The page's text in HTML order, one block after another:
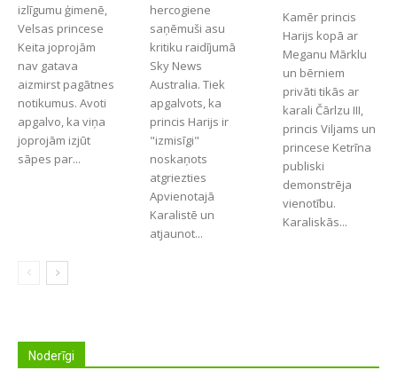
izlīgumu ģimenē,
Velsas princese
Keita joprojām
nav gatava
aizmirst pagātnes
notikumus. Avoti
apgalvo, ka viņa
joprojām izjūt
sāpes par...
hercogiene
saņēmuši asu
kritiku raidījumā
Sky News
Australia. Tiek
apgalvots, ka
princis Harijs ir
"izmisīgi"
noskaņots
atgriezties
Apvienotajā
Karalistē un
atjaunot...
Kamēr princis
Harijs kopā ar
Meganu Mārklu
un bērniem
privāti tikās ar
karali Čārlzu III,
princis Viljams un
princese Ketrīna
publiski
demonstrēja
vienotību.
Karaliskās...
Noderīgi